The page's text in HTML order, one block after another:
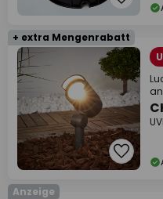
+ extra Mengenrabatt
Anzeige